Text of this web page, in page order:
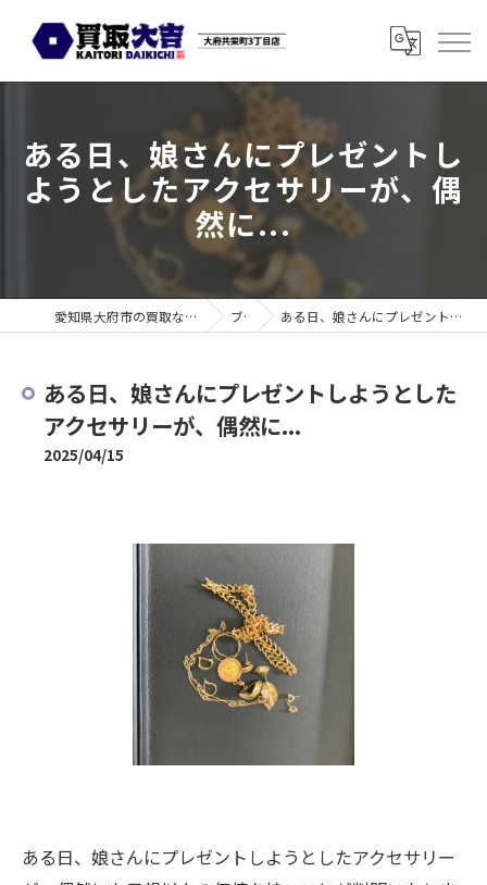
ある日、娘さんにプレゼントし
ようとしたアクセサリーが、偶
然に...
愛知県大府市の買取なら買取大吉 大府共栄町3丁目店 ブログ ある日、娘さんにプレゼントしようとしたアクセサリーが、偶然に...
ある日、娘さんにプレゼントしようとした
アクセサリーが、偶然に...
2025/04/15
ある日、娘さんにプレゼントしようとしたアクセサリー